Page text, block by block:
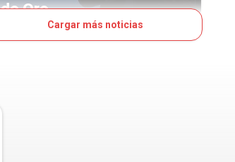
de Oro
ESPECTÁCULOSCargar más noticias